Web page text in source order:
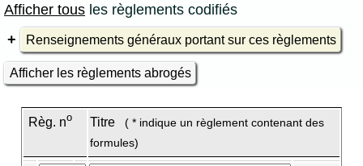
Afficher tous les règlements codifiés
Renseignements généraux portant sur ces règlements
Afficher les règlements abrogés
Règ. no Titre
( * indique un règlement contenant des
formules)